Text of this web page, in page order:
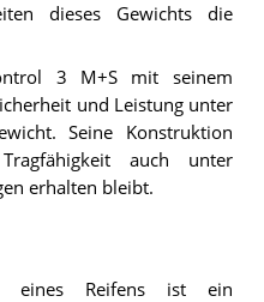
dieses Gewichts die
3 M+S mit seinem
und Leistung unter
Seine Konstruktion
auch unter
erhalten bleibt.
eines Reifens ist ein